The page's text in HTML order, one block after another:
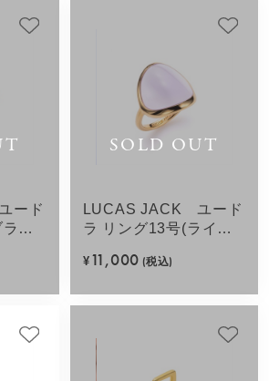
ード
ウ
SOLD OUT
LUCAS JACK ユード
ラ リング13号(ライト
¥ 11,000 (税込)